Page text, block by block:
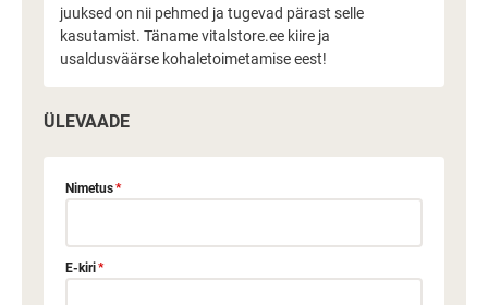
juuksed on nii pehmed ja tugevad pärast selle
kasutamist. Täname vitalstore.ee kiire ja
usaldusväärse kohaletoimetamise eest!
ÜLEVAADE
Nimetus*
E-kiri*